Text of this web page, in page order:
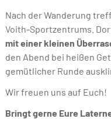
Nach der Wanderung
Voith-Sportzentrums.
mit einer kleinen
den Abend bei heißen
gemütlicher Runde
Wir freuen uns auf Euch!
Bringt gerne Eure